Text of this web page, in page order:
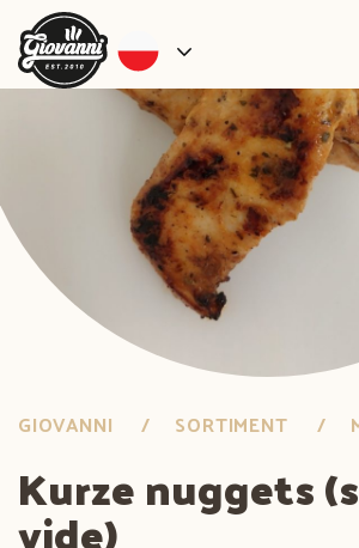
GIOVANNI SORTIMENT
Kurze nuggets